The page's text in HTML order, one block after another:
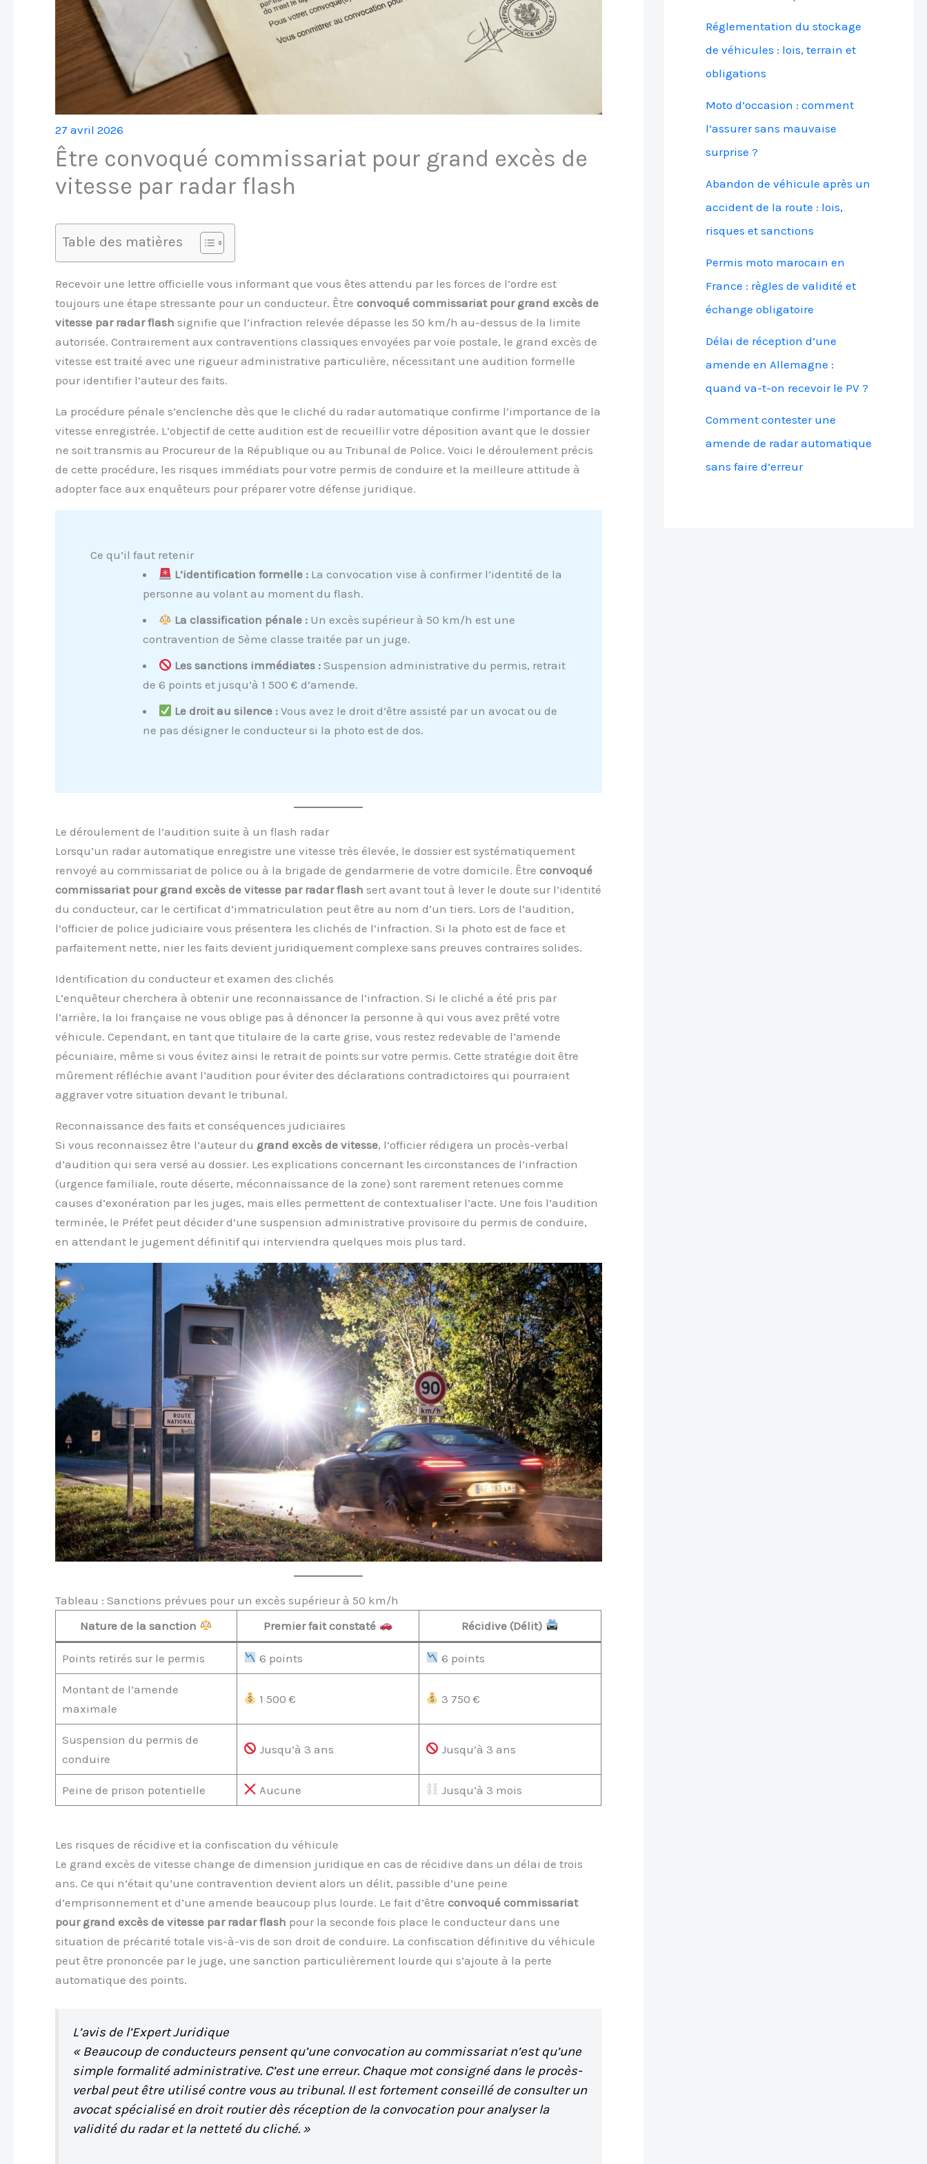
27 avril 2026
Être convoqué commissariat pour grand excès de
vitesse par radar flash
Table des matières
Recevoir une lettre officielle vous informant que vous êtes attendu par les forces de l’ordre est
toujours une étape stressante pour un conducteur. Être convoqué commissariat pour grand excès de
vitesse par radar flash signifie que l’infraction relevée dépasse les 50 km/h au-dessus de la limite
autorisée. Contrairement aux contraventions classiques envoyées par voie postale, le grand excès de
vitesse est traité avec une rigueur administrative particulière, nécessitant une audition formelle
pour identifier l’auteur des faits.
La procédure pénale s’enclenche dès que le cliché du radar automatique confirme l’importance de la
vitesse enregistrée. L’objectif de cette audition est de recueillir votre déposition avant que le dossier
ne soit transmis au Procureur de la République ou au Tribunal de Police. Voici le déroulement précis
de cette procédure, les risques immédiats pour votre permis de conduire et la meilleure attitude à
adopter face aux enquêteurs pour préparer votre défense juridique.
Ce qu’il faut retenir
L’identification formelle : La convocation vise à confirmer l’identité de la
personne au volant au moment du flash.
La classification pénale : Un excès supérieur à 50 km/h est une
contravention de 5ème classe traitée par un juge.
Les sanctions immédiates : Suspension administrative du permis, retrait
de 6 points et jusqu’à 1 500 € d’amende.
Le droit au silence : Vous avez le droit d’être assisté par un avocat ou de
ne pas désigner le conducteur si la photo est de dos.
Le déroulement de l’audition suite à un flash radar
Lorsqu’un radar automatique enregistre une vitesse très élevée, le dossier est systématiquement
renvoyé au commissariat de police ou à la brigade de gendarmerie de votre domicile. Être convoqué
commissariat pour grand excès de vitesse par radar flash sert avant tout à lever le doute sur l’identité
du conducteur, car le certificat d’immatriculation peut être au nom d’un tiers. Lors de l’audition,
l’officier de police judiciaire vous présentera les clichés de l’infraction. Si la photo est de face et
parfaitement nette, nier les faits devient juridiquement complexe sans preuves contraires solides.
Identification du conducteur et examen des clichés
L’enquêteur cherchera à obtenir une reconnaissance de l’infraction. Si le cliché a été pris par
l’arrière, la loi française ne vous oblige pas à dénoncer la personne à qui vous avez prêté votre
véhicule. Cependant, en tant que titulaire de la carte grise, vous restez redevable de l’amende
pécuniaire, même si vous évitez ainsi le retrait de points sur votre permis. Cette stratégie doit être
mûrement réfléchie avant l’audition pour éviter des déclarations contradictoires qui pourraient
aggraver votre situation devant le tribunal.
Reconnaissance des faits et conséquences judiciaires
Si vous reconnaissez être l’auteur du grand excès de vitesse, l’officier rédigera un procès-verbal
d’audition qui sera versé au dossier. Les explications concernant les circonstances de l’infraction
(urgence familiale, route déserte, méconnaissance de la zone) sont rarement retenues comme
causes d’exonération par les juges, mais elles permettent de contextualiser l’acte. Une fois l’audition
terminée, le Préfet peut décider d’une suspension administrative provisoire du permis de conduire,
en attendant le jugement définitif qui interviendra quelques mois plus tard.
Tableau : Sanctions prévues pour un excès supérieur à 50 km/h
Nature de la sanction
Premier fait constaté Récidive (Délit)
Points retirés sur le permis 6 points 6 points
Montant de l’amende
maximale
1 500 € 3 750 €
Suspension du permis de
conduire
Jusqu’à 3 ans Jusqu’à 3 ans
Peine de prison potentielle Aucune Jusqu’à 3 mois
Les risques de récidive et la confiscation du véhicule
Le grand excès de vitesse change de dimension juridique en cas de récidive dans un délai de trois
ans. Ce qui n’était qu’une contravention devient alors un délit, passible d’une peine
d’emprisonnement et d’une amende beaucoup plus lourde. Le fait d’être convoqué commissariat
pour grand excès de vitesse par radar flash pour la seconde fois place le conducteur dans une
situation de précarité totale vis-à-vis de son droit de conduire. La confiscation définitive du véhicule
peut être prononcée par le juge, une sanction particulièrement lourde qui s’ajoute à la perte
automatique des points.
L’avis de l’Expert Juridique
« Beaucoup de conducteurs pensent qu’une convocation au commissariat n’est qu’une
simple formalité administrative. C’est une erreur. Chaque mot consigné dans le procès-
verbal peut être utilisé contre vous au tribunal. Il est fortement conseillé de consulter un
avocat spécialisé en droit routier dès réception de la convocation pour analyser la
validité du radar et la netteté du cliché. »
Réglementation du stockage
de véhicules : lois, terrain et
obligations
Moto d’occasion : comment
l’assurer sans mauvaise
surprise ?
Abandon de véhicule après un
accident de la route : lois,
risques et sanctions
Permis moto marocain en
France : règles de validité et
échange obligatoire
Délai de réception d’une
amende en Allemagne :
quand va-t-on recevoir le PV ?
Comment contester une
amende de radar automatique
sans faire d’erreur